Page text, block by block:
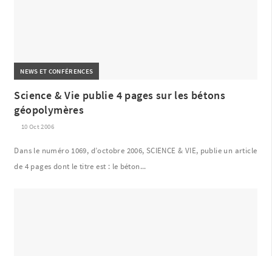
NEWS ET CONFÉRENCES
Science & Vie publie 4 pages sur les bétons
géopolymères
10 Oct 2006
Dans le numéro 1069, d’octobre 2006, SCIENCE & VIE, publie un article
de 4 pages dont le titre est : le béton...